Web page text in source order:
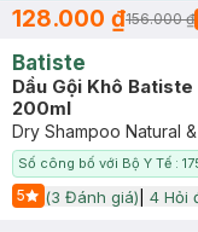
128.000 ₫156.000 ₫
Batiste
Dầu Gội Khô
200ml
Dry Shampoo Natural
Số công bố với Bộ Y Tế :
5
Start Icon
(3 Đánh giá) 4 Hỏi